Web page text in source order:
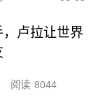
卢拉让世界
阅读 8044